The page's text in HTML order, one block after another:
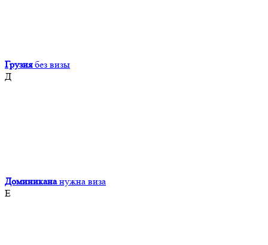
Грузия без визы
Д
Доминикана нужна виза
Е